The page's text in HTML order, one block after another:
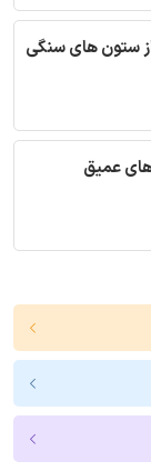
ستون های سنگی
عمیق